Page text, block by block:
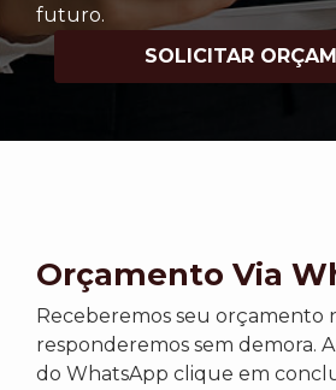
futuro.
SOLICITAR
Orçamento Via
Receberemos seu orçamento
responderemos sem demora.
do WhatsApp clique em